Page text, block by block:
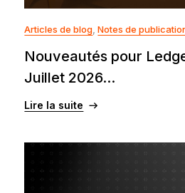
Articles de blog ,Notes de
Nouveautés pour
Juillet 2026...
Lire la suite